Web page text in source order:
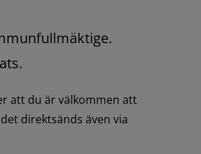
att du är välkommen att
direktsänds även via